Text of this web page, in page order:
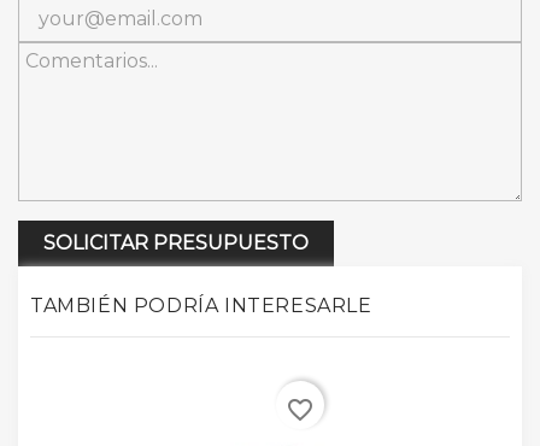
SOLICITAR PRESUPUESTO
TAMBIÉN PODRÍA INTERESARLE
favorite_border